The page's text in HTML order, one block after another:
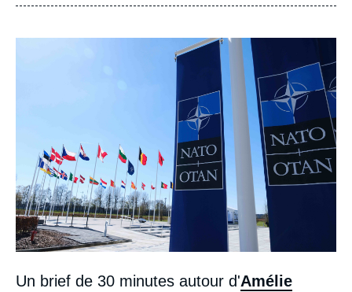
Un brief de 30 minutes autour d'Amélie